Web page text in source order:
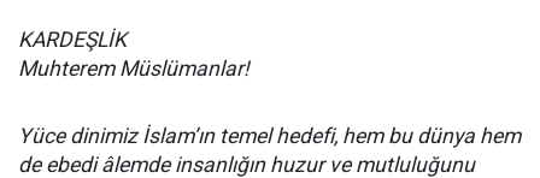
KARDEŞLİK
Muhterem Müslümanlar!
Yüce dinimiz İslam’ın temel hedefi, hem bu dünya hem
de ebedi âlemde insanlığın huzur ve mutluluğunu